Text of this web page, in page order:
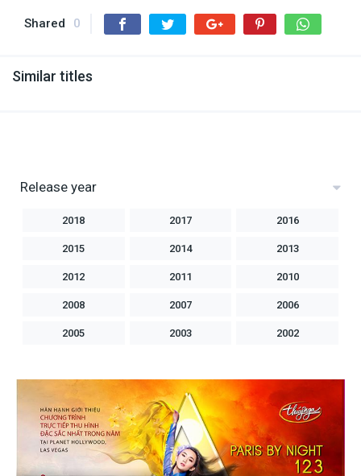
Shared 0
Similar titles
Release year
2018 2017 2016
2015 2014 2013
2012 2011 2010
2008 2007 2006
2005 2003 2002
1997 1996
1994 1992 1991
1990